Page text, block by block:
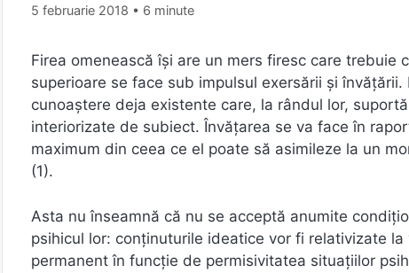
5 februarie 2018 • 6 minute
Firea omenească îşi are un mers firesc care
superioare se face sub impulsul exersării şi
cunoaştere deja existente care, la rândul lor,
interiorizate de subiect. Învăţarea se va face în
maximum din ceea ce el poate să asimileze la un
(1).
Asta nu înseamnă că nu se acceptă anumite
psihicul lor: conţinuturile ideatice vor fi relativizate
permanent în funcţie de permisivitatea situaţiilor